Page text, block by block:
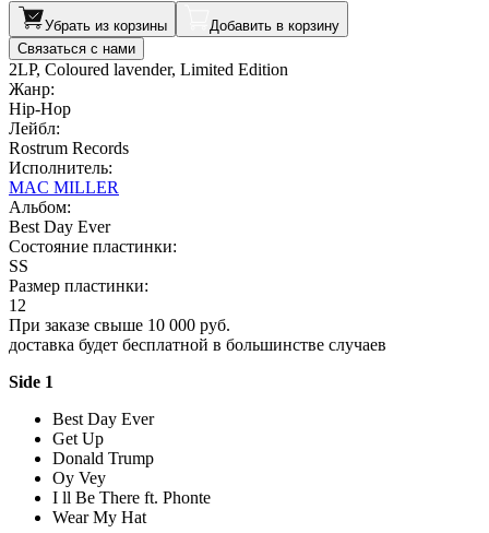
Убрать из корзины
Добавить в корзину
Связаться с нами
2LP, Coloured lavender, Limited Edition
Жанр:
Hip-Hop
Лейбл:
Rostrum Records
Исполнитель:
MAC MILLER
Альбом:
Best Day Ever
Состояние пластинки:
SS
Размер пластинки:
12
При заказе свыше 10 000 руб.
доставка будет бесплатной в большинстве случаев
Side 1
Best Day Ever
Get Up
Donald Trump
Oy Vey
I ll Be There ft. Phonte
Wear My Hat